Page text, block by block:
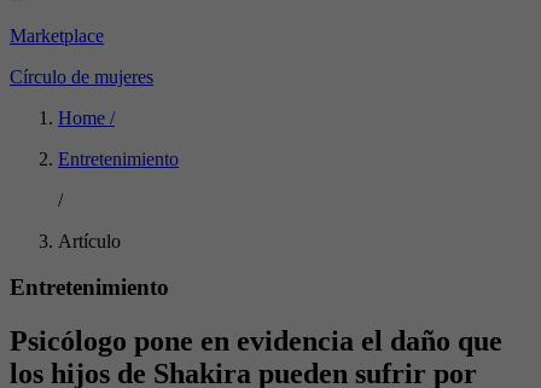
Marketplace
Círculo de mujeres
Home /
Entretenimiento
/
Artículo
Entretenimiento
Psicólogo pone en evidencia el daño que
los hijos de Shakira pueden sufrir por